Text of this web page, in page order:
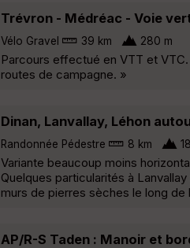
Trévron - Médréac - Voie
Vélo Gravel 39 km 280 m
Parcours effectué en VTT et
routes de campagne. »
Dinan, Lanvallay, Léhon
Randonnée Pédestre 8 km
Variante beaucoup moins
Quelques particularités à
murs de pierres sèches le long de
AP/R-S Taden : Manoir et